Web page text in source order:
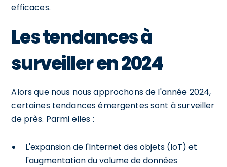
efficaces.
Les tendances à
surveiller en 2024
Alors que nous nous approchons de l'année 2024,
certaines tendances émergentes sont à surveiller
de près. Parmi elles :
L'expansion de l'Internet des objets (IoT) et
l'augmentation du volume de données